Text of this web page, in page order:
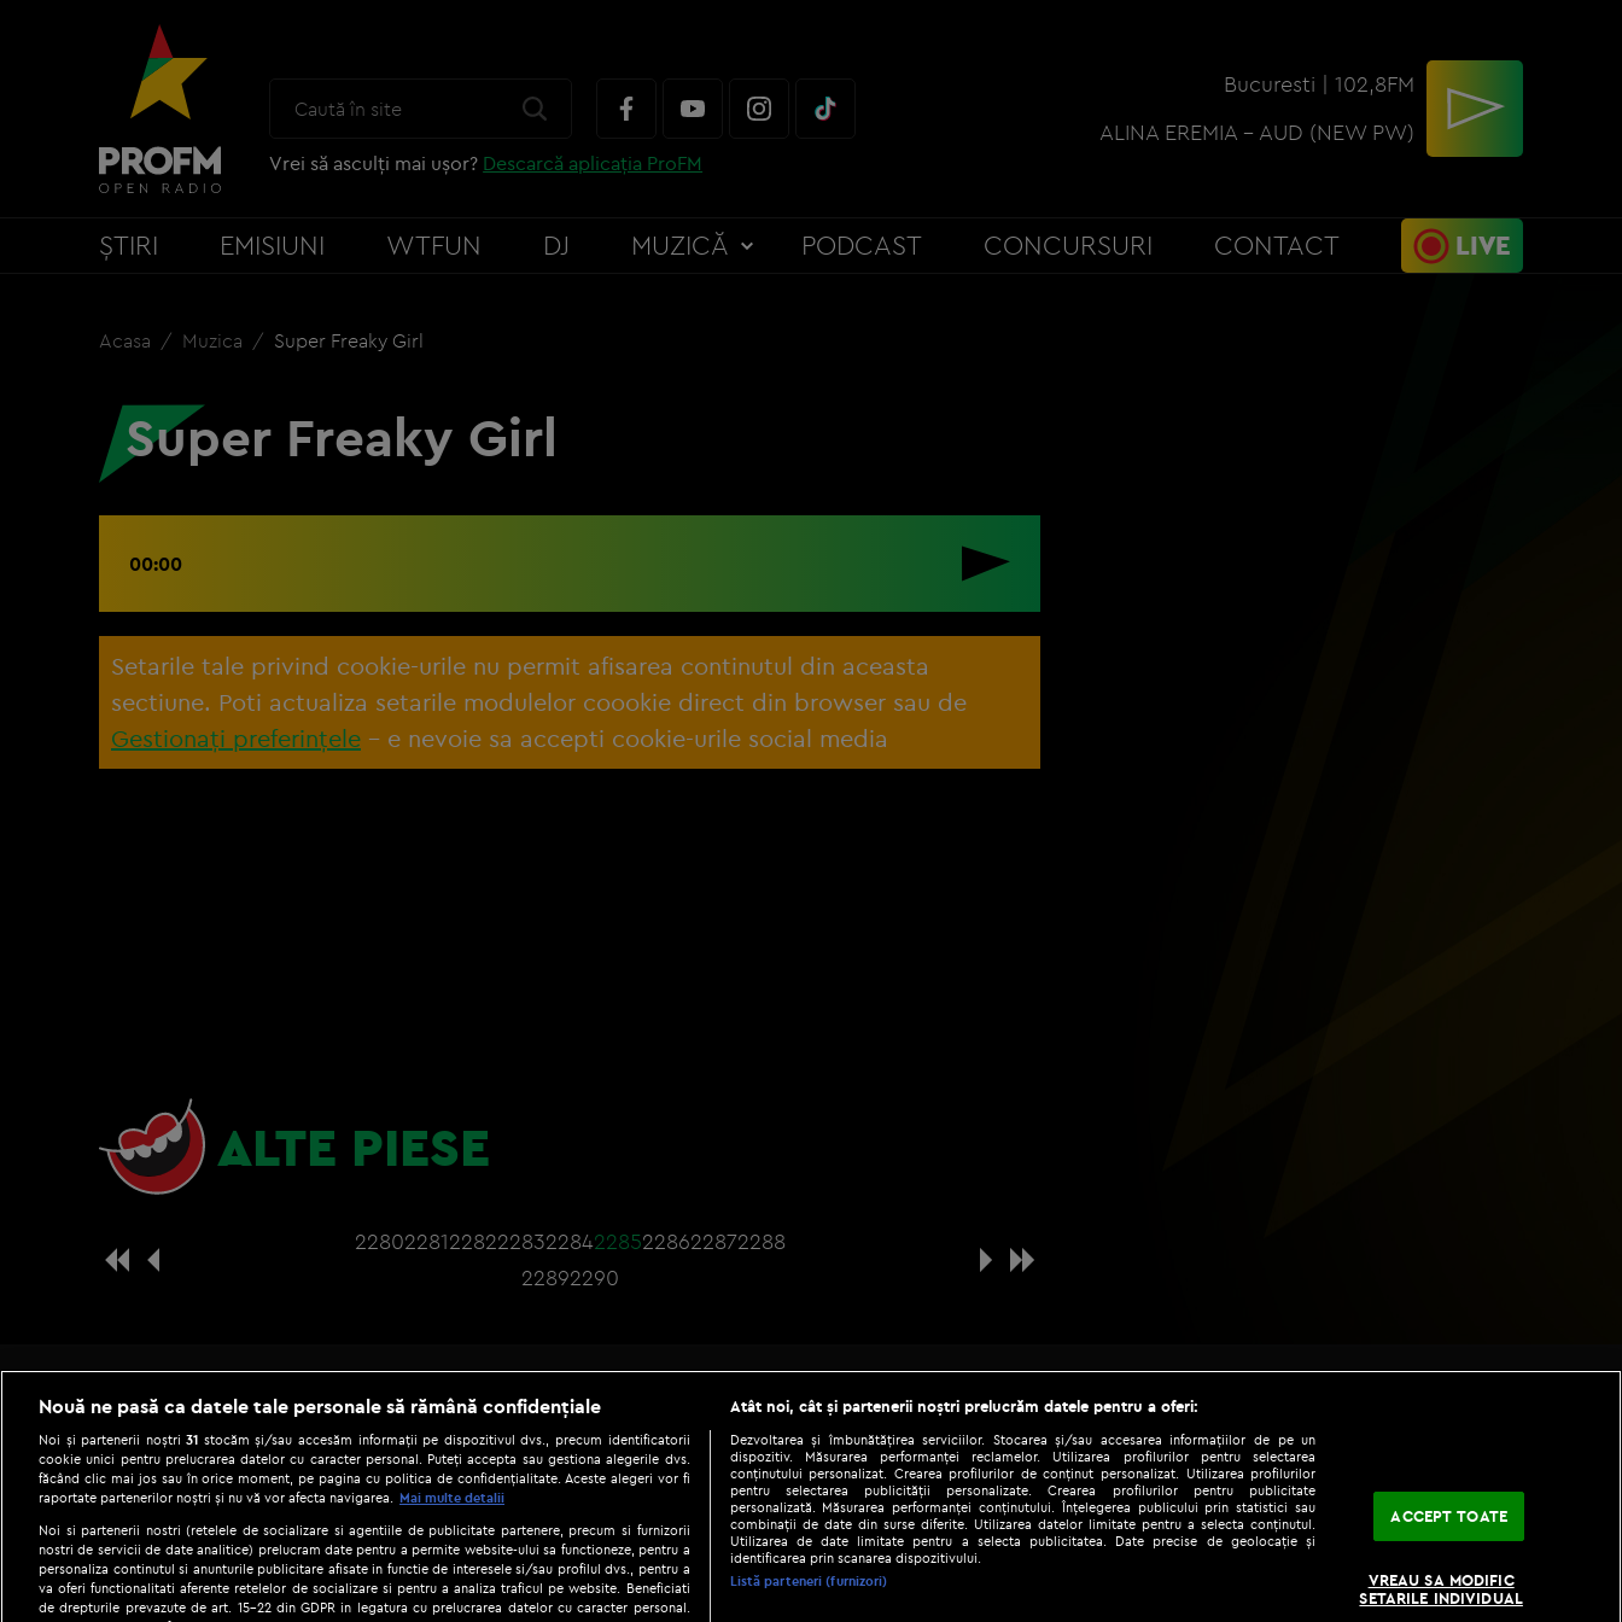
Vrei să asculți mai ușor? Descarcă aplicația ProFM
Bucuresti | 102,8FM
ALINA EREMIA - AUD (NEW PW)
ȘTIRI EMISIUNI WTFUN DJ MUZICĂ PODCAST CONCURSURI CONTACT LIVE
Acasa Muzica Super Freaky Girl
Super Freaky Girl
00:00
Setarile tale privind cookie-urile nu permit afisarea continutul din aceasta
sectiune. Poti actualiza setarile modulelor coookie direct din browser sau de
Gestionați preferințele – e nevoie sa accepti cookie-urile social media
ALTE PIESE
228022812282228322842285228622872288
22892290
Be social
Copyright © 2026 / DIGI ROMANIA S.A.
Gestionați preferințele|Termeni și condiții|Politica de confidențialitate|
Nouă ne pasă ca datele tale personale să rămână confidențiale
Noi și partenerii noștri31 stocăm și/sau accesăm informații pe dispozitivul dvs., precum identificatorii
cookie unici pentru prelucrarea datelor cu caracter personal. Puteți accepta sau gestiona alegerile dvs.
făcând clic mai jos sau în orice moment, pe pagina cu politica de confidențialitate. Aceste alegeri vor fi
raportate partenerilor noștri și nu vă vor afecta navigarea.
Mai multe detalii
Noi si partenerii nostri (retelele de socializare si agentiile de publicitate partenere, precum si furnizorii
nostri de servicii de date analitice) prelucram date pentru a permite website-ului sa functioneze, pentru a
personaliza continutul si anunturile publicitare afisate in functie de interesele si/sau profilul dvs., pentru a
va oferi functionalitati aferente retelelor de socializare si pentru a analiza traficul pe website. Beneficiati
de drepturile prevazute de art. 15-22 din GDPR in legatura cu prelucrarea datelor cu caracter personal.
Atât noi, cât și partenerii noștri prelucrăm datele pentru a oferi:
Dezvoltarea și îmbunătățirea serviciilor. Stocarea și/sau accesarea informațiilor de pe un
dispozitiv. Măsurarea performanței reclamelor. Utilizarea profilurilor pentru selectarea
conținutului personalizat. Crearea profilurilor de conținut personalizat. Utilizarea profilurilor
pentru selectarea publicității personalizate. Crearea profilurilor pentru publicitate
personalizată. Măsurarea performanței conținutului. Înțelegerea publicului prin statistici sau
combinații de date din surse diferite. Utilizarea datelor limitate pentru a selecta conținutul.
Utilizarea de date limitate pentru a selecta publicitatea. Date precise de geolocație și
identificarea prin scanarea dispozitivului.
Listă parteneri (furnizori)
ACCEPT TOATE
VREAU SA MODIFIC
SETARILE INDIVIDUAL